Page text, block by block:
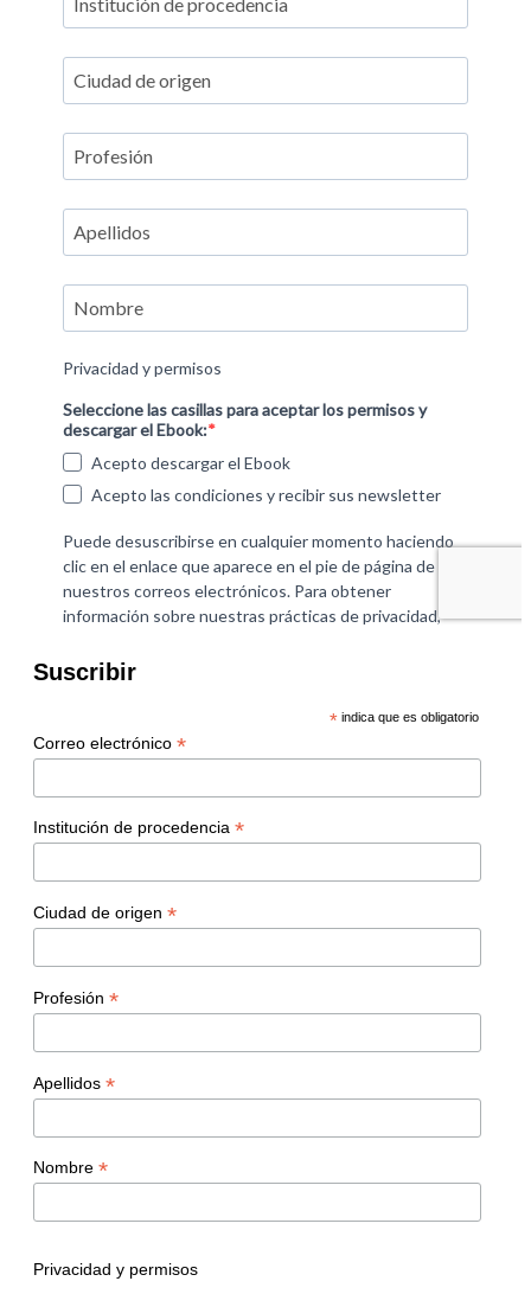
Suscribir
* indica que es obligatorio
Correo electrónico *
Institución de procedencia *
Ciudad de origen *
Profesión *
Apellidos *
Nombre *
Privacidad y permisos